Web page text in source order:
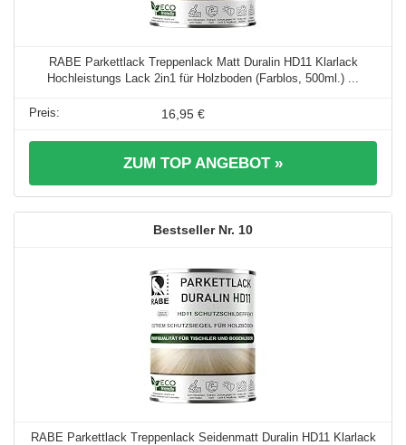
RABE Parkettlack Treppenlack Matt Duralin HD11 Klarlack
Hochleistungs Lack 2in1 für Holzboden (Farblos, 500ml.) ...
16,95 €
ZUM TOP ANGEBOT »
10
RABE Parkettlack Treppenlack Seidenmatt Duralin HD11 Klarlack